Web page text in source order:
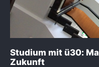
Studium mit ü30:
Zukunft